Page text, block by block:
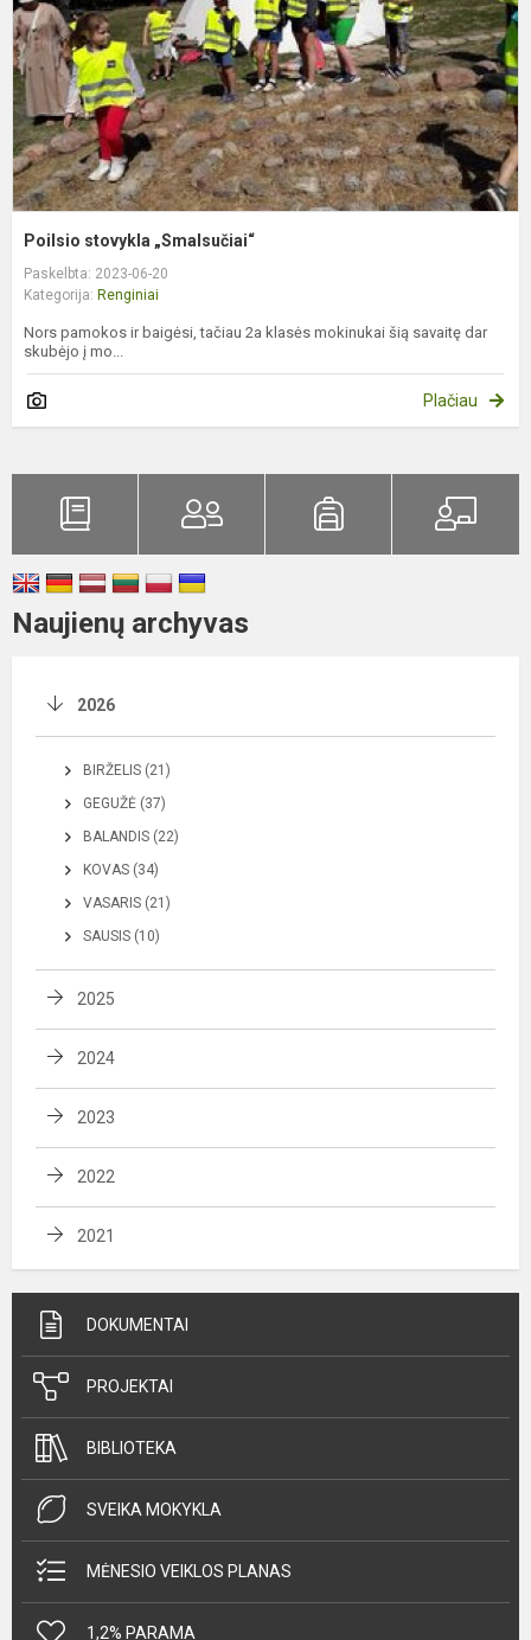
Poilsio stovykla „Smalsučiai“
Paskelbta: 2023-06-20
Kategorija: Renginiai
Nors pamokos ir baigėsi, tačiau 2a klasės mokinukai šią savaitę dar
skubėjo į mo...
Plačiau
Naujienų archyvas
2026
BIRŽELIS (21)
GEGUŽĖ (37)
BALANDIS (22)
KOVAS (34)
VASARIS (21)
SAUSIS (10)
2025
2024
2023
2022
2021
DOKUMENTAI
PROJEKTAI
BIBLIOTEKA
SVEIKA MOKYKLA
MĖNESIO VEIKLOS PLANAS
1,2% PARAMA